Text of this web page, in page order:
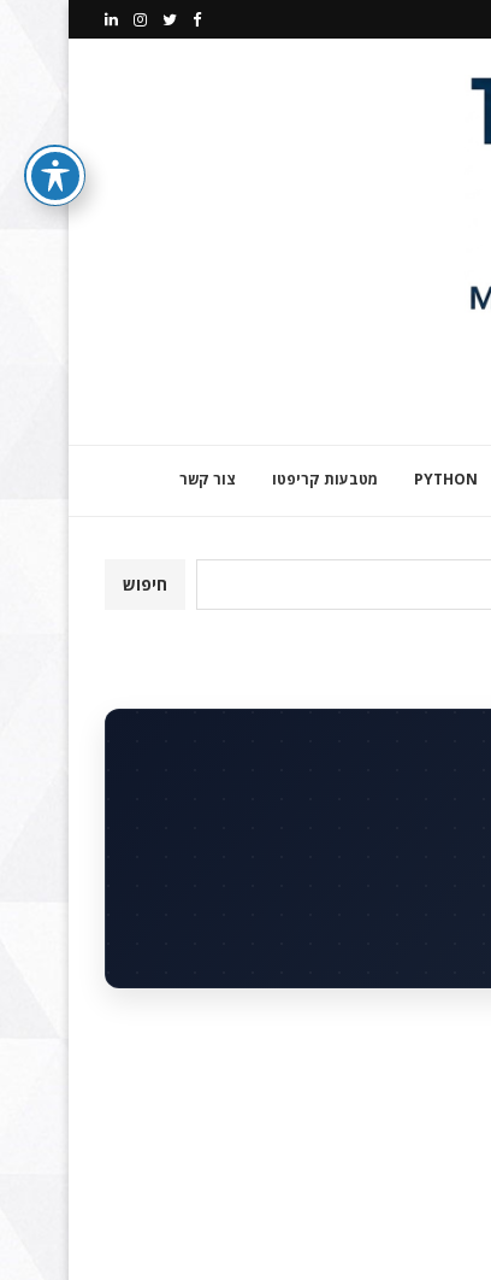
PYTHON מטבעות קריפטו צור קשר
חיפוש